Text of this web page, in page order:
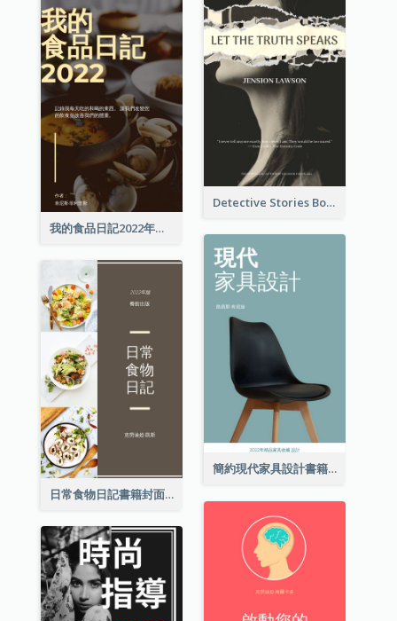
Detective Stories Book Cover
我的食品日記2022年書籍封面
簡約現代家具設計書籍封面
日常食物日記書籍封面